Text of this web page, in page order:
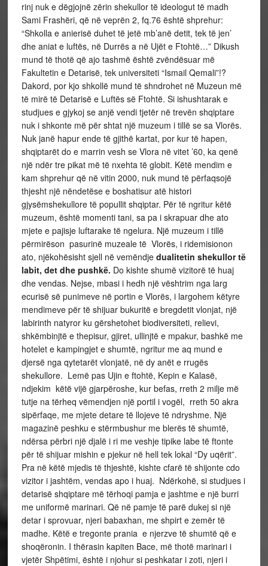
rinj nuk e dëgjojnë zërin shekullor të ideologut të madh
Sami Frashëri, që në veprën 2, fq.76 është shprehur:
“Shkolla e anierisë duhet të jetë mb’anë detit, tek të jen’
dhe aniat e luftës, në Durrës a në Ujët e Ftohtë…” Dikush
mund të thotë që ajo tashmë është zvëndësuar më
Fakultetin e Detarisë, tek universiteti “Ismail Qemali”!?
Dakord, por kjo shkollë mund të shndrohet në Muzeun më
të mirë të Detarisë e Luftës së Ftohtë. Si ishushtarak e
studjues e gjykoj se anjë vendi tjetër në trevën shqiptare
nuk i shkonte më për shtat një muzeum i tillë se sa Vlorës.
Nuk janë hapur ende të gjithë kartat, por kur të hapen,
shqiptarët do e marrin vesh se Vlora në vitet ’60, ka qenë
një ndër tre pikat më të nxehta të globit. Këtë mendim e
kam shprehur që në vitin 2000, nuk mund të përfaqsojë
thjesht një nëndetëse e boshatisur atë histori
gjysëmshekullore të popullit shqiptar. Për të ngritur këtë
muzeum, është momenti tani, sa pa i skrapuar dhe ato
mjete e pajisje luftarake të ngelura. Një muzeum i tillë
përmirëson pasurinë muzeale të Vlorës, i ridemisionon
ato, njëkohësisht sjell në vemëndje dualitetin shekullor të
labit, det dhe pushkë. Do kishte shumë vizitorë të huaj
dhe vendas. Nejse, mbasi i hedh një vështrim nga larg
ecurisë së punimeve në portin e Vlorës, i largohem këtyre
mendimeve për të shijuar bukuritë e bregdetit vlonjat, një
labirinth natyror ku gërshetohet biodiversiteti, relievi,
shkëmbinjtë e thepisur, gjiret, ullinjtë e mpakur, bashkë me
hotelet e kampingjet e shumtë, ngritur me aq mund e
djersë nga qytetarët vlonjatë, në dy anët e rrugës
shekullore. Lemë pas Ujin e ftohtë, Kepin e Kalasë,
ndjekim këtë vijë gjarpëroshe, kur befas, rreth 2 milje më
tutje na tërheq vëmendjen një portil i vogël, rreth 50 akra
sipërfaqe, me mjete detare të llojeve të ndryshme. Një
magazinë peshku e stërmbushur me blerës të shumtë,
ndërsa përbri një djalë i ri me veshje tipike labe të ftonte
për të shijuar mishin e pjekur në hell tek lokal “Dy uqërit”.
Pra në këtë mjedis të thjeshtë, kishte cfarë të shijonte cdo
vizitor i jashtëm, vendas apo i huaj. Ndërkohë, si studjues i
detarisë shqiptare më tërhoqi pamja e jashtme e një burri
me uniformë marinari. Që në pamje të parë dukej si një
detar i sprovuar, njeri babaxhan, me shpirt e zemër të
madhe. Këtë e tregonte prania e njerzve të shumtë që e
shoqëronin. I thërasin kapiten Bace, më thotë marinari i
vjetër Shpëtimi, është i njohur si peshkatar i zoti, njeri i